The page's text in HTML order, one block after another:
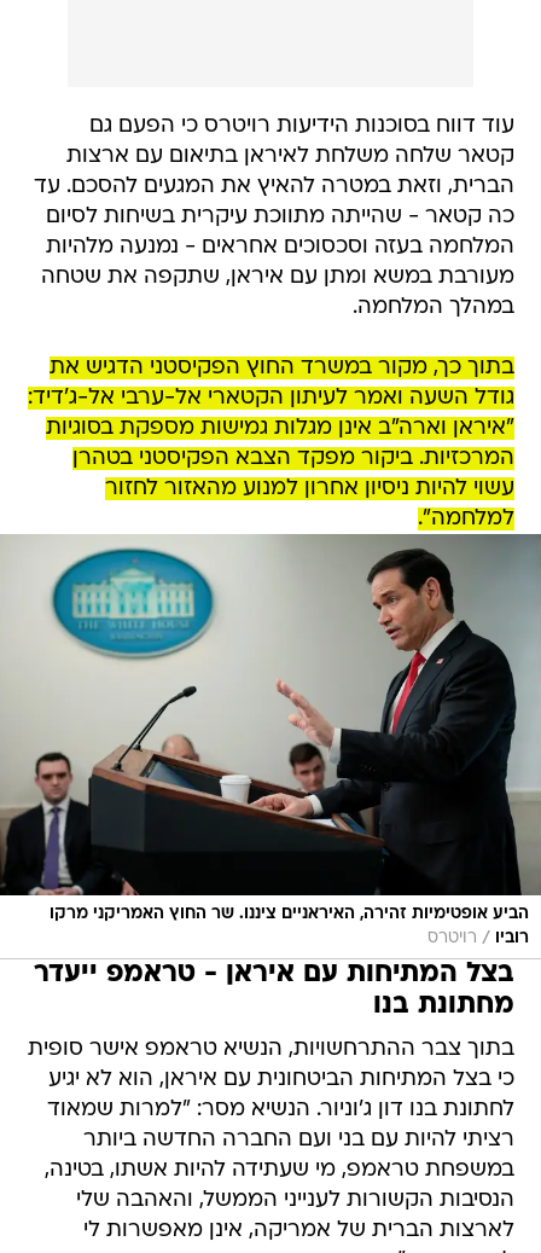
עוד דווח בסוכנות הידיעות רויטרס כי הפעם גם
קטאר שלחה משלחת לאיראן בתיאום עם ארצות
הברית, וזאת במטרה להאיץ את המגעים להסכם. עד
כה קטאר - שהייתה מתווכת עיקרית בשיחות לסיום
המלחמה בעזה וסכסוכים אחראים - נמנעה מלהיות
מעורבת במשא ומתן עם איראן, שתקפה את שטחה
במהלך המלחמה.
בתוך כך, מקור במשרד החוץ הפקיסטני הדגיש את
גודל השעה ואמר לעיתון הקטארי אל-ערבי אל-ג'דיד:
"איראן וארה"ב אינן מגלות גמישות מספקת בסוגיות
המרכזיות. ביקור מפקד הצבא הפקיסטני בטהרן
עשוי להיות ניסיון אחרון למנוע מהאזור לחזור
למלחמה".
הביע אופטימיות זהירה, האיראניים ציננו. שר החוץ האמריקני מרקו
רוביו
/ רויטרס
בצל המתיחות עם איראן - טראמפ ייעדר
מחתונת בנו
בתוך צבר ההתרחשויות, הנשיא טראמפ אישר סופית
כי בצל המתיחות הביטחונית עם איראן, הוא לא יגיע
לחתונת בנו דון ג'וניור. הנשיא מסר: "למרות שמאוד
רציתי להיות עם בני ועם החברה החדשה ביותר
במשפחת טראמפ, מי שעתידה להיות אשתו, בטינה,
הנסיבות הקשורות לענייני הממשל, והאהבה שלי
לארצות הברית של אמריקה, אינן מאפשרות לי